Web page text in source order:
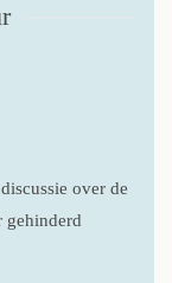
over de
gehinderd